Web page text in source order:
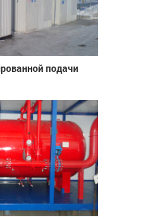
подачи